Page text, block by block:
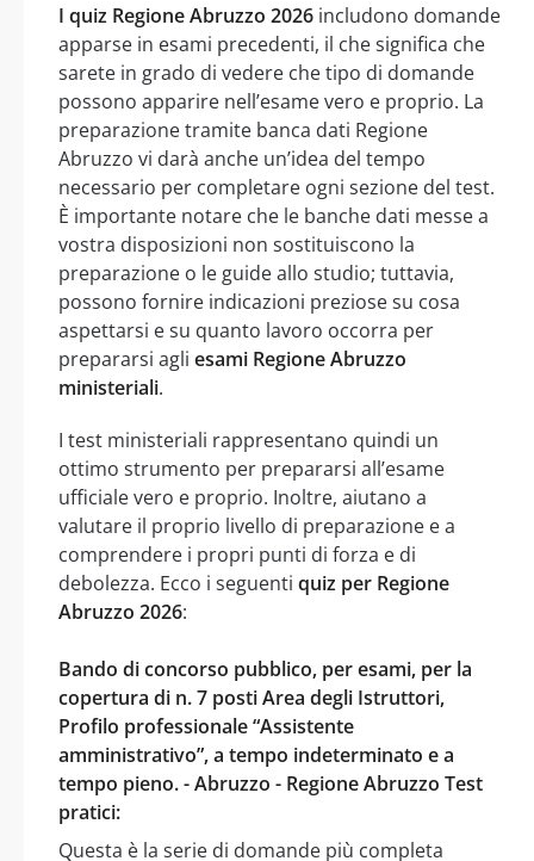
I quiz Regione Abruzzo 2026 includono domande
apparse in esami precedenti, il che significa che
sarete in grado di vedere che tipo di domande
possono apparire nell’esame vero e proprio. La
preparazione tramite banca dati Regione
Abruzzo vi darà anche un’idea del tempo
necessario per completare ogni sezione del test.
È importante notare che le banche dati messe a
vostra disposizioni non sostituiscono la
preparazione o le guide allo studio; tuttavia,
possono fornire indicazioni preziose su cosa
aspettarsi e su quanto lavoro occorra per
prepararsi agli esami Regione Abruzzo
ministeriali.
I test ministeriali rappresentano quindi un
ottimo strumento per prepararsi all’esame
ufficiale vero e proprio. Inoltre, aiutano a
valutare il proprio livello di preparazione e a
comprendere i propri punti di forza e di
debolezza. Ecco i seguenti quiz per Regione
Abruzzo 2026:
Bando di concorso pubblico, per esami, per la
copertura di n. 7 posti Area degli Istruttori,
Profilo professionale “Assistente
amministrativo”, a tempo indeterminato e a
tempo pieno. - Abruzzo - Regione Abruzzo Test
pratici:
Questa è la serie di domande più completa